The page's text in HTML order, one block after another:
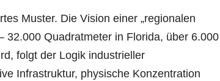
Muster. Die Vision einer „regionalen
32.000 Quadratmeter in Florida, über 6.000
folgt der Logik industrieller
Infrastruktur, physische Konzentration